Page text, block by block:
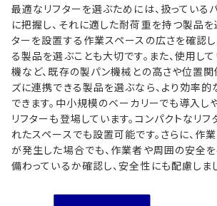
最適なリフターを選ぶためには、扱ってい
に把握し、それに適した耐荷重を持つ製品を
ターを設置する作業スペースの広さを確認し
る製品を選ぶことも大切です。また、使用し
機など、既存の製パン機械との高さや位置関
ズに連携できる製品を選ぶなら、より効率
できます。中小規模のベーカリーでも導入し
リフターも登場しています。コンパクトなリフ
れたスペースでも設置可能です。さらに、作
が発生した場合でも、作業者や周囲の安全
備わっているか確認し、安全性にも配慮しまし